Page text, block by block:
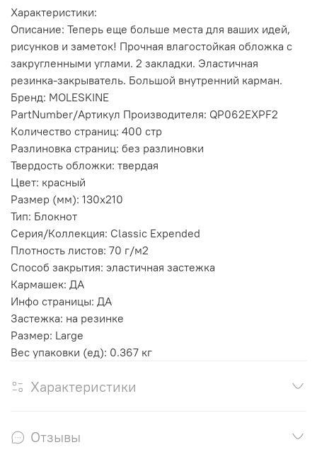
Характеристики:
Описание: Теперь еще больше места для ваших идей,
рисунков и заметок! Прочная влагостойкая обложка с
закругленными углами. 2 закладки. Эластичная
резинка-закрыватель. Большой внутренний карман.
Бренд: MOLESKINE
PartNumber/Артикул Производителя: QP062EXPF2
Количество страниц: 400 стр
Разлиновка страниц: без разлиновки
Твердость обложки: твердая
Цвет: красный
Размер (мм): 130х210
Тип: Блокнот
Серия/Коллекция: Classic Expended
Плотность листов: 70 г/м2
Способ закрытия: эластичная застежка
Кармашек: ДА
Инфо страницы: ДА
Застежка: на резинке
Размер: Large
Вес упаковки (ед): 0.367 кг
Характеристики
Отзывы